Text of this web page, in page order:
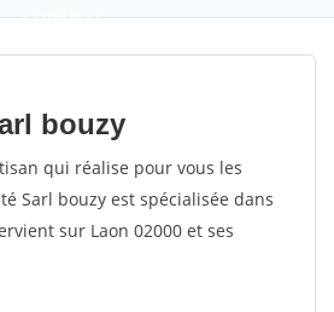
9,5(100%)71
votes
bouzy
qui réalise pour vous les
Sarl bouzy est spécialisée dans
sur Laon 02000 et ses